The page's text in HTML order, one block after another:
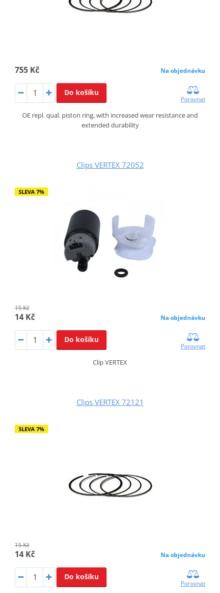
755 Kč Na objednávku
Do košíku
Porovnat
OE repl. qual. piston ring, with increased wear resistance and
extended durability
Clips VERTEX 72052
SLEVA 7%
15 Kč
14 Kč Na objednávku
Do košíku
Porovnat
Clip VERTEX
Clips VERTEX 72121
SLEVA 7%
15 Kč
14 Kč Na objednávku
Do košíku
Porovnat